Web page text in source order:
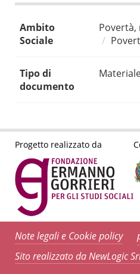
Ambito
Sociale
Povertà,
Tipo di
documento
Progetto realizzato da
Note legali e Cookie policy
Sito realizzato da NewLogic